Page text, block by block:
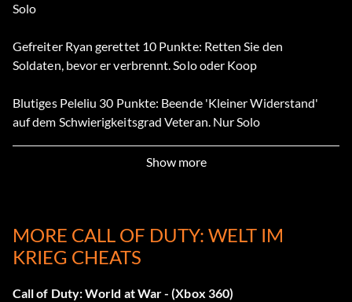
Solo
Gefreiter Ryan gerettet 10 Punkte: Retten Sie den
Soldaten, bevor er verbrennt. Solo oder Koop
Blutiges Peleliu 30 Punkte: Beende 'Kleiner Widerstand'
auf dem Schwierigkeitsgrad Veteran. Nur Solo
Massenvernichtungswaffe 15 Punkte: Führen Sie per Funk
Das Schwert ist gebrochen 30 Punkte: Schließe 'Harte
Landung' im Schwierigkeitsgrad Veteran ab. Nur Solo
Kein sicherer Ort 15 Punkte: Brenne einen Feind mit dem
Show more
MORE CALL OF DUTY: WELT IM
KRIEG CHEATS
Call of Duty: World at War - (Xbox 360)